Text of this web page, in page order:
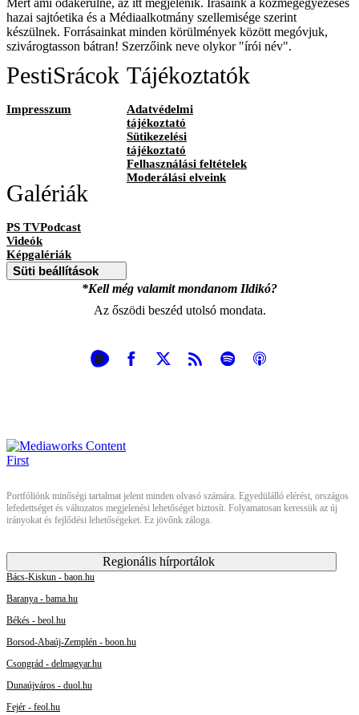
hazai sajtóetika és a Médiaalkotmány szellemisége szerint
készülnek. Forrásainkat minden körülmények között megóvjuk,
szivárogtasson bátran! Szerzőink neve olykor "írói név".
PestiSrácok
Impresszum
Tájékoztatók
Adatvédelmi
tájékoztató
Sütikezelési
tájékoztató
Felhasználási feltételek
Moderálási elveink
Galériák
PS TVPodcast
Videók
Képgalériák
Süti beállítások
*Kell még valamit mondanom Ildikó?
Az őszödi beszéd utolsó mondata.
Portfóliónk minőségi tartalmat jelent minden olvasó számára. Egyedülálló elérést, országos
lefedettséget és változatos megjelenési lehetőséget biztosít. Folyamatosan keressük az új
irányokat és fejlődési lehetőségeket. Ez jövőnk záloga.
Regionális hírportálok
Bács-Kiskun - baon.hu
Baranya - bama.hu
Békés - beol.hu
Borsod-Abaúj-Zemplén - boon.hu
Csongrád - delmagyar.hu
Dunaújváros - duol.hu
Fejér - feol.hu